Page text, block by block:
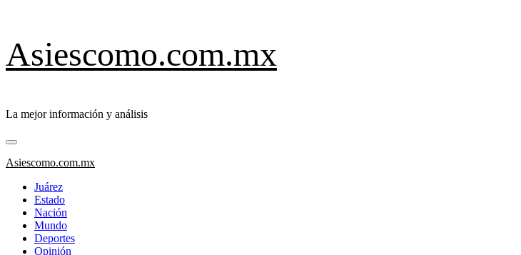
al
contenido
Asiescomo.com.mx
La mejor información y análisis
Menú
primario
Asiescomo.com.mx
Juárez
Estado
Nación
Mundo
Deportes
Opinión